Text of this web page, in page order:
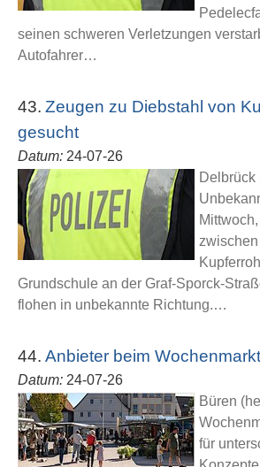
seinen schweren Verletzungen
Autofahrer…
43. Zeugen zu Diebstahl von
gesucht
Datum: 24-07-26
Delbrück
Grundschule an der Graf-Sporck-
flohen in unbekannte Richtung.…
44. Anbieter beim
Datum: 24-07-26
Büren
für